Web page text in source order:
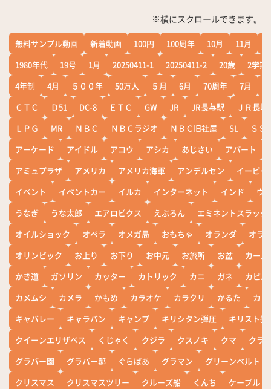
※横にスクロールできます。
無料サンプル動画 新着動画 100円 100周年 10月 11月
1980年代
19号 1月 20250411-1 20250411-2 20歳
2学期
4年制
4月 ５００年 50万人 ５月 6月 70周年 7月
ＣＴＣ
Ｄ51 DC-8 ＥＴＣ GW JR JR長与駅
ＪＲ長崎
ＬＰＧ
MR ＮＢＣ ＮＢＣラジオ ＮＢＣ旧社屋 SL
ＳＳ
アーケード
アイドル アコウ アシカ あじさい アパート
アミュプラザ
アメリカ アメリカ海軍 アンデルセン
イービー
イベント
イベントカー イルカ インターネット インド
ウ
うなぎ
うな太郎 エアロビクス えぷろん
エミネントスラック
オイルショック
オペラ オメガ局 おもちゃ オランダ
オラ
オリンピック
お上り お下り お中元 お旅所 お盆
カー
かき道
ガソリン カッター カトリック カニ ガネ
カピバ
カメムシ
カメラ かもめ カラオケ カラクリ かるた
カレ
キャバレー
キャラバン キャンプ キリシタン弾圧
キリスト教
クイーンエリザベス
くじゃく クジラ クスノキ クマ
クラ
グラバー園
グラバー邸 ぐらばあ グラマン
グリーンベルト
クリスマス
クリスマスツリー クルーズ船 くんち
ケーブル